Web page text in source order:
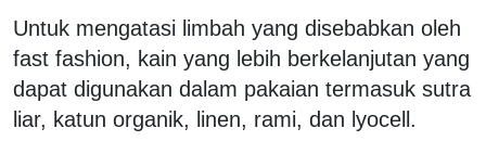
Untuk mengatasi limbah yang disebabkan oleh
fast fashion, kain yang lebih berkelanjutan yang
dapat digunakan dalam pakaian termasuk sutra
liar, katun organik, linen, rami, dan lyocell.